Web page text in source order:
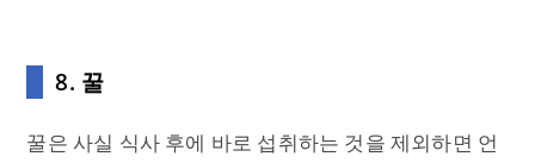
8. 꿀
꿀은 사실 식사 후에 바로 섭취하는 것을 제외하면 언